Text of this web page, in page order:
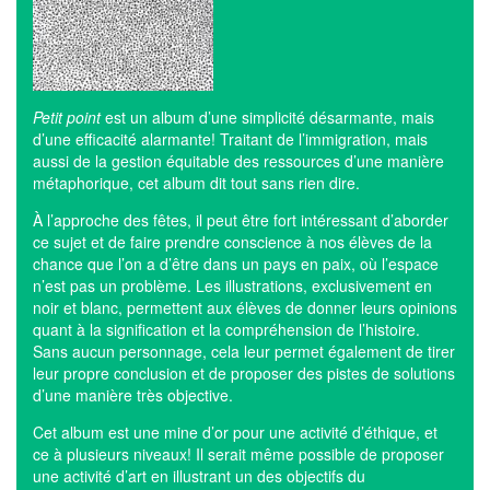
Petit pointest un album d’une simplicité désarmante, mais
d’une efficacité alarmante! Traitant de l’immigration, mais
aussi de la gestion équitable des ressources d’une manière
métaphorique, cet album dit tout sans rien dire.
À l’approche des fêtes, il peut être fort intéressant d’aborder
ce sujet et de faire prendre conscience à nos élèves de la
chance que l’on a d’être dans un pays en paix, où l’espace
n’est pas un problème. Les illustrations, exclusivement en
noir et blanc, permettent aux élèves de donner leurs opinions
quant à la signification et la compréhension de l’histoire.
Sans aucun personnage, cela leur permet également de tirer
leur propre conclusion et de proposer des pistes de solutions
d’une manière très objective.
Cet album est une mine d’or pour une activité d’éthique, et
ce à plusieurs niveaux! Il serait même possible de proposer
une activité d’art en illustrant un des objectifs du